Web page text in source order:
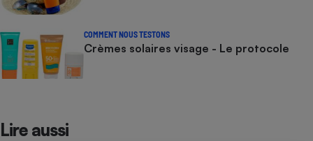
COMMENT NOUS TESTONS
Crèmes solaires visage - Le protocole
Lire aussi